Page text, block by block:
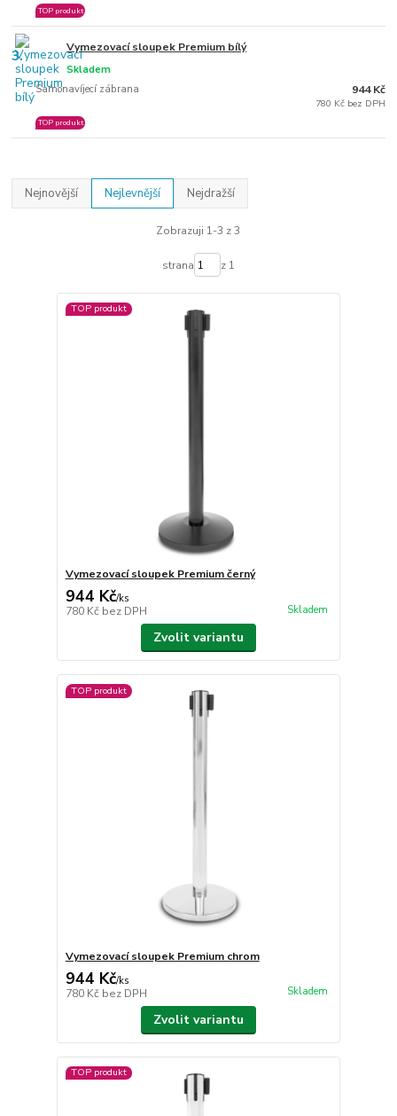
TOP produkt
3. Vymezovací sloupek Premium bílý
Samonavíjecí zábrana
Skladem
TOP produkt
944 Kč
780 Kč bez DPH
Nejnovější Nejlevnější Nejdražší
Zobrazuji 1-3 z 3
strana z 1
TOP produkt
Vymezovací sloupek Premium černý
944 Kč/ks
780 Kč bez DPH Skladem
Zvolit variantu
TOP produkt
Vymezovací sloupek Premium chrom
944 Kč/ks
780 Kč bez DPH Skladem
Zvolit variantu
TOP produkt